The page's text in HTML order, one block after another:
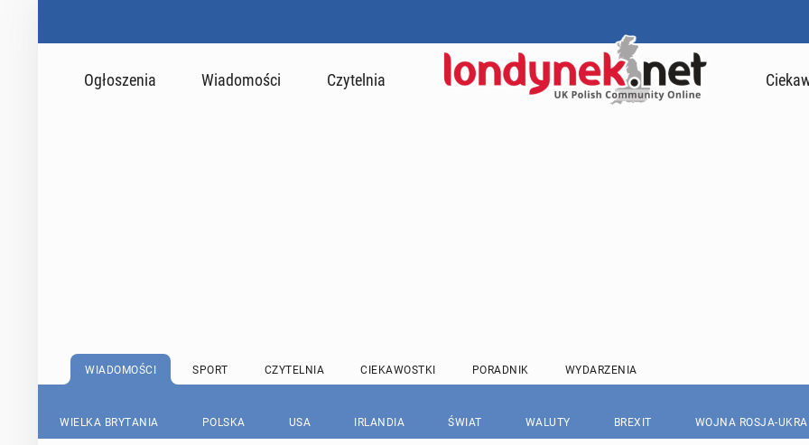
Ogłoszenia Wiadomości Czytelnia
WIADOMOŚCI SPORT CZYTELNIA CIEKAWOSTKI PORADNIK WYDARZENIA
WIELKA BRYTANIA POLSKA USA IRLANDIA ŚWIAT WALUTY BREXIT WOJNA ROSJA-